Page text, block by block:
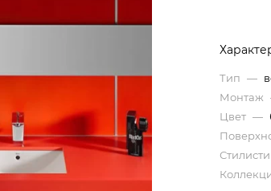
Тип —
Монтаж
Цвет —